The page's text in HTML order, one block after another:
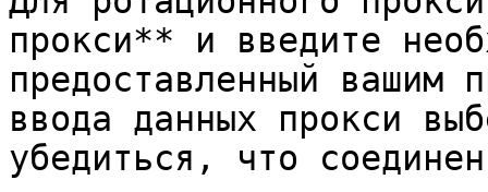
прокси** и введите
предоставленный вашим
ввода данных прокси
убедиться, что